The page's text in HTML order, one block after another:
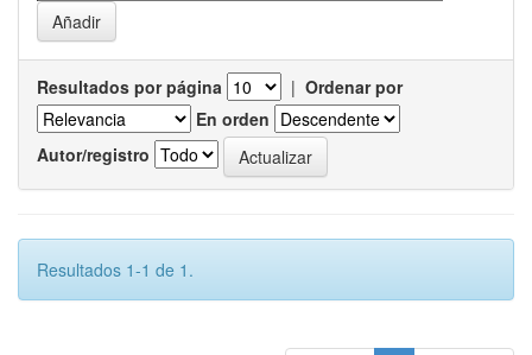
Resultados por página | Ordenar por
En orden
Autor/registro
Resultados 1-1 de 1.